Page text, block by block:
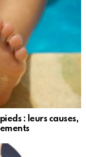
: leurs causes,